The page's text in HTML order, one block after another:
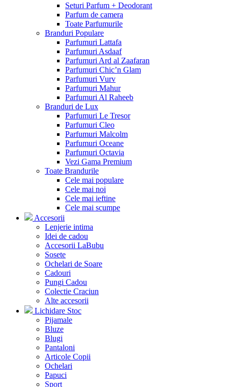
Seturi Parfum + Deodorant
Parfum de camera
Toate Parfumurile
Branduri Populare
Parfumuri Lattafa
Parfumuri Asdaaf
Parfumuri Ard al Zaafaran
Parfumuri Chic’n Glam
Parfumuri Vurv
Parfumuri Mahur
Parfumuri Al Raheeb
Branduri de Lux
Parfumuri Le Tresor
Parfumuri Cleo
Parfumuri Malcolm
Parfumuri Oceane
Parfumuri Octavia
Vezi Gama Premium
Toate Brandurile
Cele mai populare
Cele mai noi
Cele mai ieftine
Cele mai scumpe
Accesorii
Lenjerie intima
Idei de cadou
Accesorii LaBubu
Sosete
Ochelari de Soare
Cadouri
Pungi Cadou
Colectie Craciun
Alte accesorii
Lichidare Stoc
Pijamale
Bluze
Blugi
Pantaloni
Articole Copii
Ochelari
Papuci
Sport